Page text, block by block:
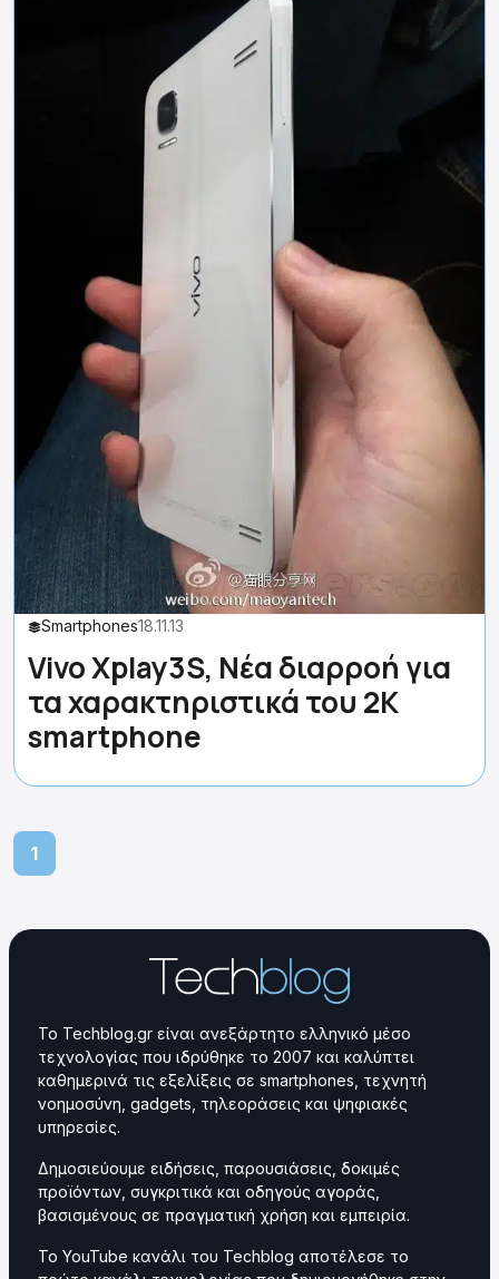
Smartphones18.11.13
Vivo Xplay3S, Νέα διαρροή για
τα χαρακτηριστικά του 2K
smartphone
1
Το Techblog.gr είναι ανεξάρτητο ελληνικό μέσο
τεχνολογίας που ιδρύθηκε το 2007 και καλύπτει
καθημερινά τις εξελίξεις σε smartphones, τεχνητή
νοημοσύνη, gadgets, τηλεοράσεις και ψηφιακές
υπηρεσίες.
Δημοσιεύουμε ειδήσεις, παρουσιάσεις, δοκιμές
προϊόντων, συγκριτικά και οδηγούς αγοράς,
βασισμένους σε πραγματική χρήση και εμπειρία.
Το YouTube κανάλι του Techblog αποτέλεσε το